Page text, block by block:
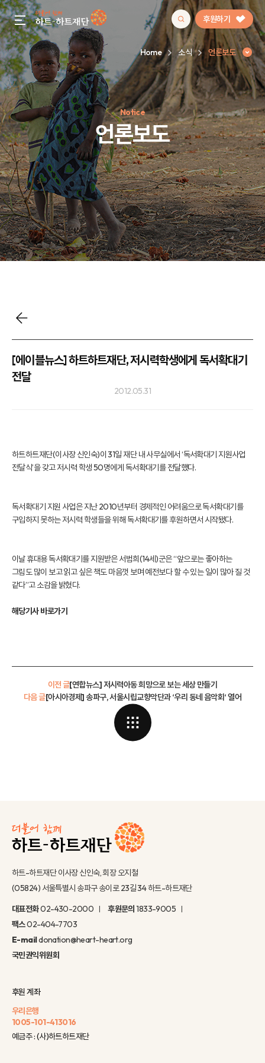
gnb menu open 후원하기
인기 키워드
#정기후원#하트플레이스#캠페인#팬덤후원
Home 소식 언론보도
Notice
언론보도
언론보도
[에이블뉴스] 하트하트재단, 저시력학생에게 독서확대기
전달
2012.05.31
하트하트재단(이사장 신인숙)이 31일 재단 내 사무실에서 ‘독서확대기 지원사업
전달식’을 갖고 저시력 학생 50명에게 독서확대기를 전달했다.
독서확대기 지원 사업은 지난 2010년부터 경제적인 어려움으로 독서확대기를
구입하지 못하는 저시력 학생들을 위해 독서확대기를 후원하면서 시작됐다.
이날 휴대용 독서확대기를 지원받은 서범희(14세)군은 “앞으로는 좋아하는
그림도 많이 보고 읽고 싶은 책도 마음껏 보며 예전보다 할 수 있는 일이 많아 질 것
같다”고 소감을 밝혔다.
해당기사 바로가기
이전 글[연합뉴스] 저시력아동 희망으로 보는 세상 만들기
[아시아경제] 송파구, 서울시립교향악단과 ‘우리 동네 음악회‘ 열어
다음 글
하트-하트재단 이사장 신인숙, 회장 오지철
(05824) 서울특별시 송파구 송이로 23길 34 하트-하트재단
대표전화02-430-2000 후원문의1833-9005
팩스02-404-7703
E-maildonation@heart-heart.org
국민권익위원회
후원 계좌
우리은행
1005-101-413016
예금주 : (사)하트하트재단